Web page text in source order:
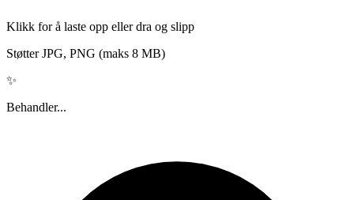
Klikk for å laste opp eller dra og slipp
Støtter JPG, PNG (maks 8 MB)
✨
Behandler...